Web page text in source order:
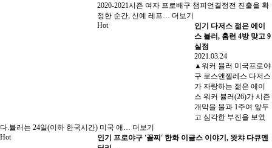
2020-2021시즌 여자 프로배구 챔피언결정전 진출을 확
정한 순간, 신예 레프… 더보기
Hot
인기 다저스 젊은 에이
스 뷸러, 홈런 4방 맞고 9
실점
2021.03.24
▲워커 뷸러 미국프로야
구 로스앤젤레스 다저스
가 자랑하는 젊은 에이
스 워커 뷸러(26)가 시즌
개막을 불과 1주여 앞두
고 심각한 부진을 보였
다.뷸러는 24일(이하 한국시간) 미국 애… 더보기
Hot
인기 프로야구 '꼴찌' 한화 이글스 이야기, 왓챠 다큐멘